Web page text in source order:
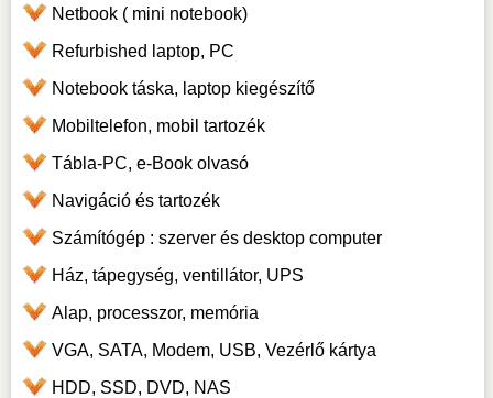
Netbook ( mini notebook)
Refurbished laptop, PC
Notebook táska, laptop kiegészítő
Mobiltelefon, mobil tartozék
Tábla-PC, e-Book olvasó
Navigáció és tartozék
Számítógép : szerver és desktop computer
Ház, tápegység, ventillátor, UPS
Alap, processzor, memória
VGA, SATA, Modem, USB, Vezérlő kártya
HDD, SSD, DVD, NAS